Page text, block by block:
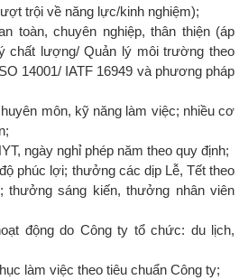
trội về năng lực/kinh nghiệm);
toàn, chuyên nghiệp, thân thiện (áp
chất lượng/ Quản lý môi trường theo
14001/ IATF 16949 và phương pháp
môn, kỹ năng làm việc; nhiều cơ
ngày nghỉ phép năm theo quy định;
phúc lợi; thưởng các dịp Lễ, Tết theo
thưởng sáng kiến, thưởng nhân viên
động do Công ty tổ chức: du lịch,
làm việc theo tiêu chuẩn Công ty;